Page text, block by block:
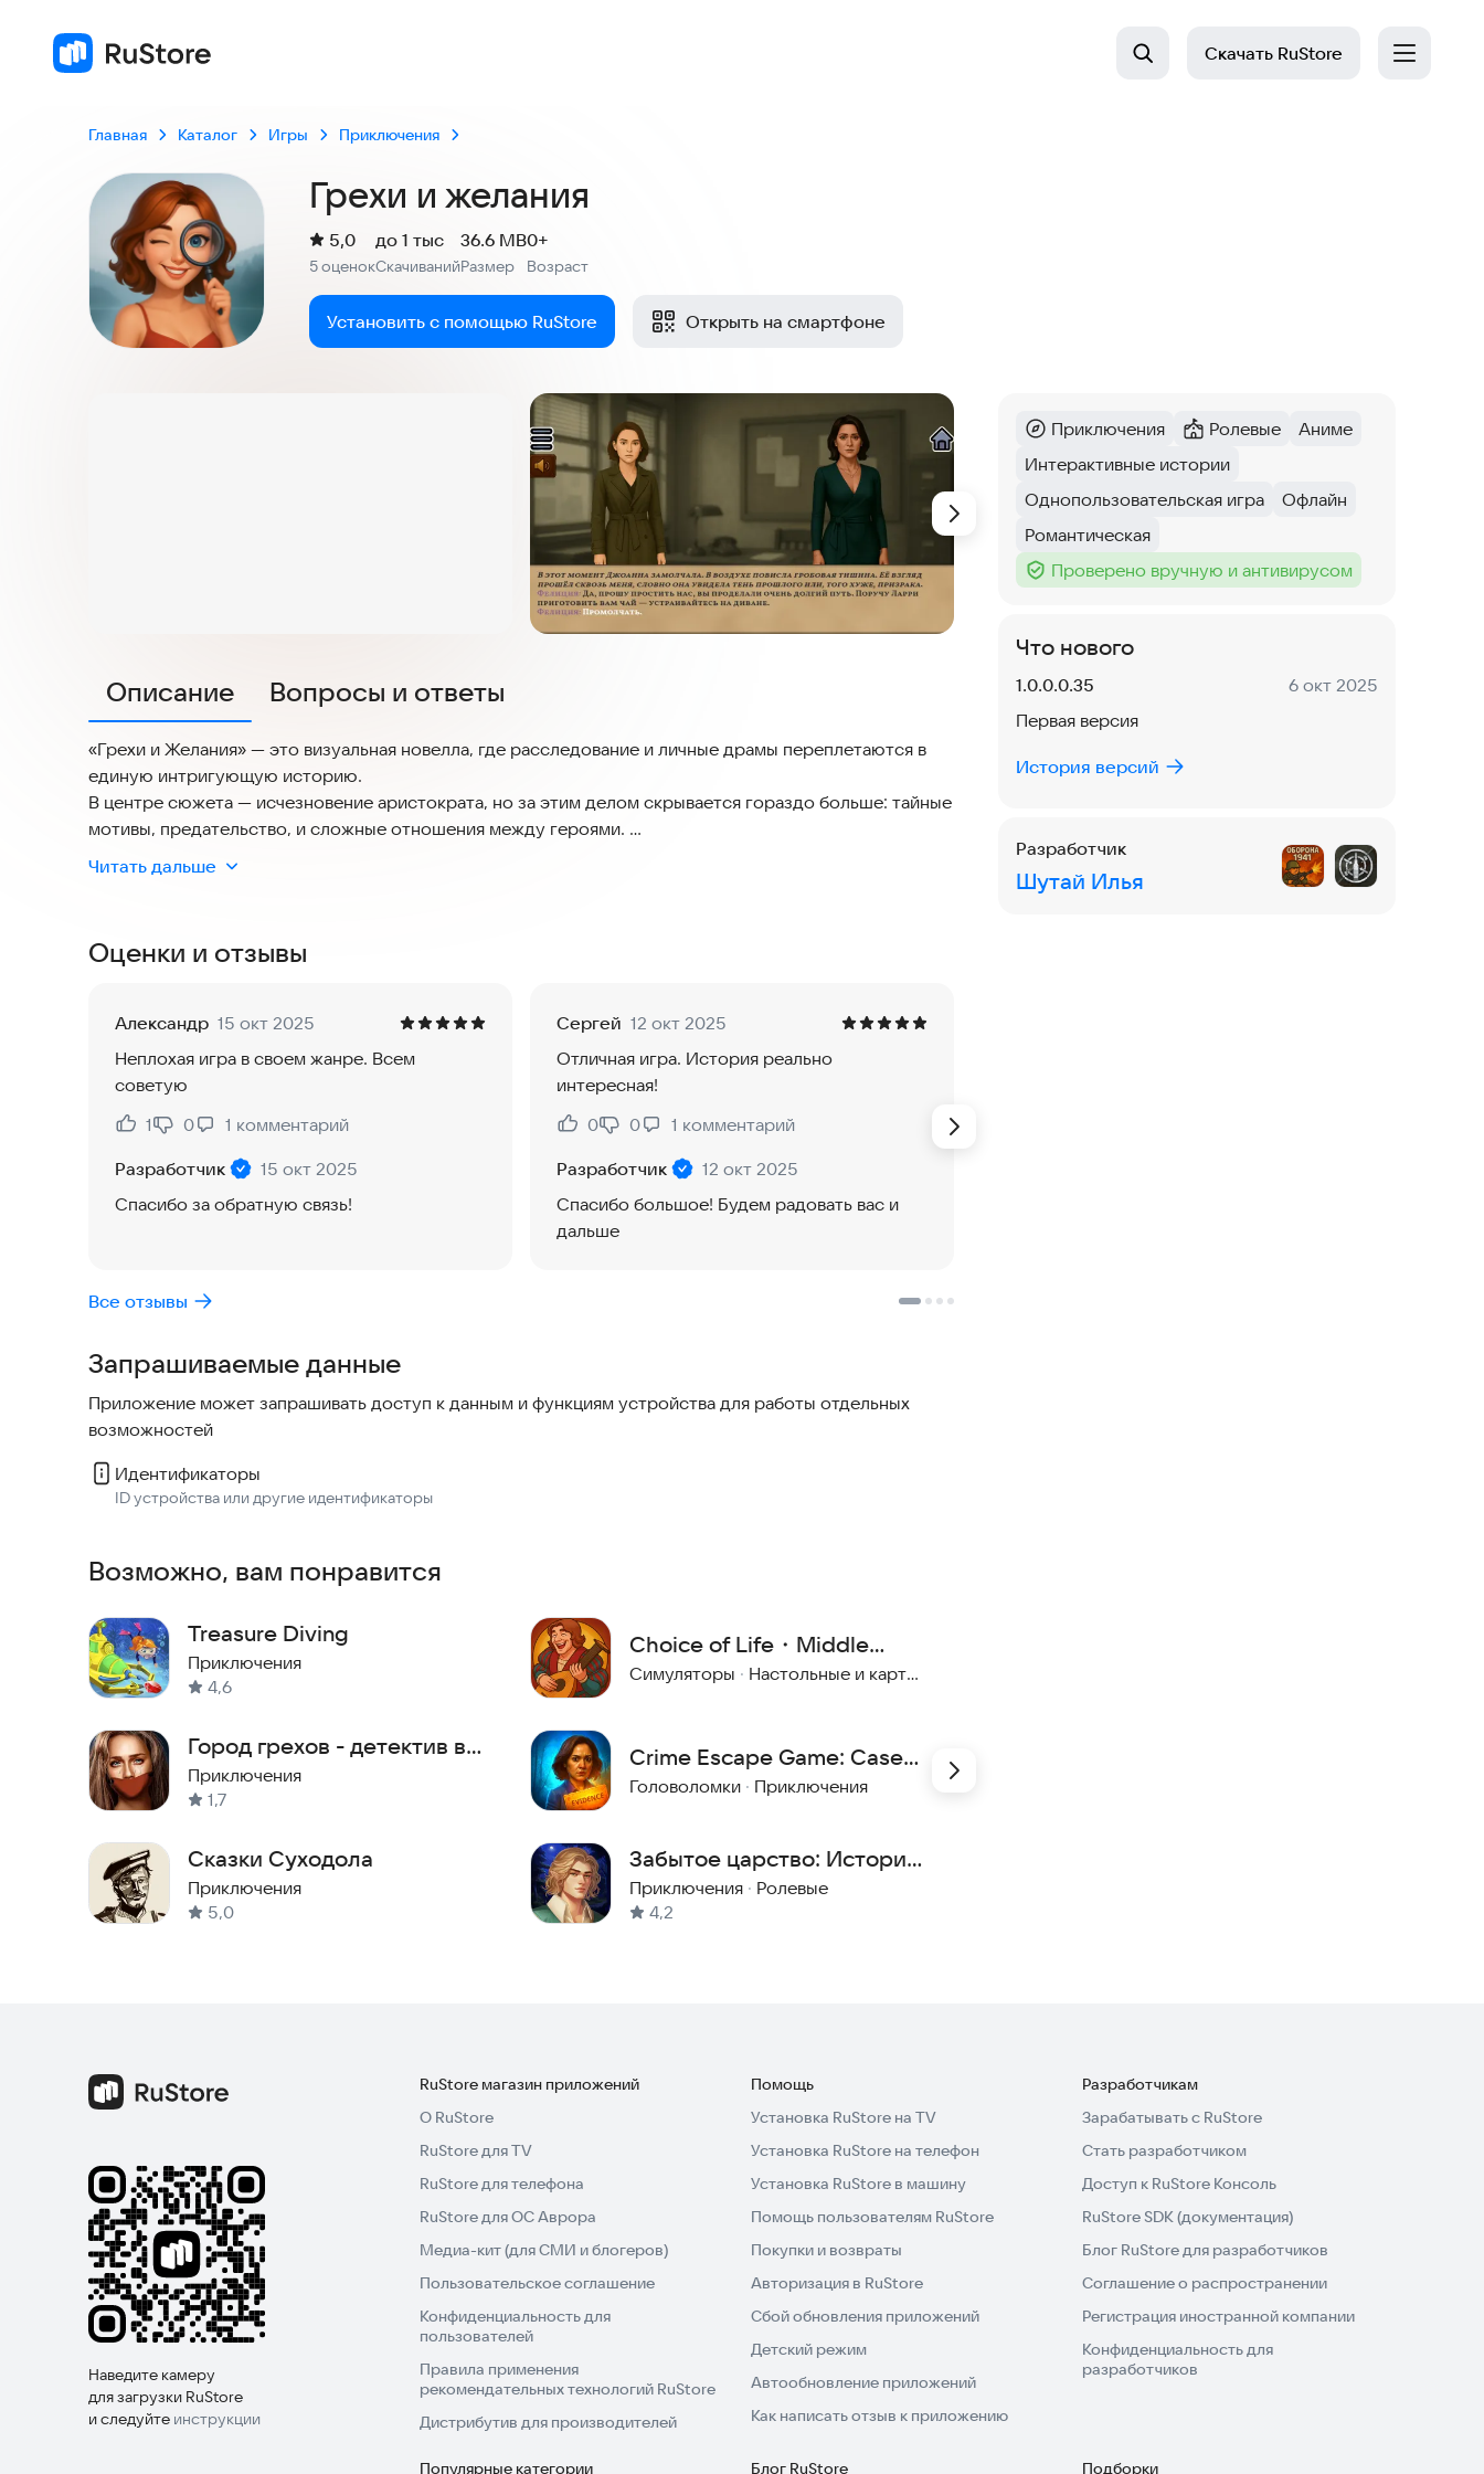
Скачать RuStore
Главная Каталог Игры Приключения
Грехи и желания
Рейтинг:
5,0
5 оценокСкачиваний
до 1 тыс
Размер
36.6 MB
Возраст
0+
Установить с помощью RuStore Открыть на смартфоне
Описание Вопросы и ответы
«Грехи и Желания» — это визуальная новелла, где расследование и личные драмы переплетаются в
единую интригующую историю.
В центре сюжета — исчезновение аристократа, но за этим делом скрывается гораздо больше: тайные
мотивы, предательство, и сложные отношения между героями.
Каждый персонаж — не просто фон, а личность со своей историей и слабостями, и именно игрок
решает, кому доверять, а кого заподозрить.
Переплетение романтики и драмы, где любовь может стать как спасением, так и причиной трагедии.
исход всей истории.
и намёки на предательства.
«Грехи и Желания» — это не просто рассказ о пропаже, а полноценное погружение в мир, где каждое
действие игрока открывает новые грани сюжета и заставляет возвращаться, чтобы пройти игру
Читать дальше
Оценки и отзывы
Александр 15 окт 2025
Неплохая игра в своем жанре. Всем
советую
Нравится:
1
Не нравится:
0 1 комментарий
Разработчик
15 окт 2025
Спасибо за обратную связь!
Сергей 12 окт 2025
Отличная игра. История реально
интересная!
Нравится:
0
Не нравится:
0 1 комментарий
Разработчик
12 окт 2025
Спасибо большое! Будем радовать вас и
дальше
Все отзывы
Запрашиваемые данные
Приложение может запрашивать доступ к данным и функциям устройства для работы отдельных
возможностей
Идентификаторы
ID устройства или другие идентификаторы
Возможно, вам понравится
Treasure Diving
Приключения
4,6
Город грехов - детектив в
жанре поиск предметов
Приключения
1,7
Сказки Суходола
Приключения
5,0
Choice of Life・Middle
Ages
Симуляторы · Настольные и карточные
Crime Escape Game: Case
111
Головоломки · Приключения
Забытое царство: История
любви
Приключения · Ролевые
4,2
Категория:
Приключения
Категория:
Ролевые
Тег:
Аниме
Тег :
Интерактивные истории
Тег:
Однопользовательская игра
Тег:
Офлайн
Тег:
Романтическая
Тег :
Проверено вручную и антивирусом
Что нового
Версия:
1.0.0.0.35 Дата:
6 окт 2025
Первая версия
История версий
Разработчик
Шутай Илья
Наведите камеру
для загрузки RuStore
и следуйте инструкции
RuStore магазин приложений
О RuStore
RuStore для TV
RuStore для телефона
RuStore для ОС Аврора
Медиа-кит (для СМИ и блогеров)
Пользовательское соглашение
Конфиденциальность для
пользователей
Правила применения
рекомендательных технологий RuStore
Дистрибутив для производителей
Помощь
Установка RuStore на TV
Установка RuStore на телефон
Установка RuStore в машину
Помощь пользователям RuStore
Покупки и возвраты
Авторизация в RuStore
Сбой обновления приложений
Детский режим
Автообновление приложений
Как написать отзыв к приложению
Разработчикам
Зарабатывать с RuStore
Стать разработчиком
Доступ к RuStore Консоль
RuStore SDK (документация)
Блог RuStore для разработчиков
Соглашение о распространении
Регистрация иностранной компании
Конфиденциальность для
разработчиков
Популярные категории Блог RuStore Подборки